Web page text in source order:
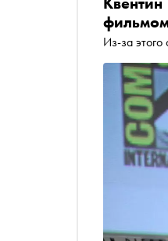
Из-за этого